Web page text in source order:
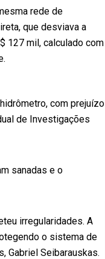
rede de
que desviava a
127 mil, calculado com
com prejuízo
de Investigações
sanadas e o
irregularidades. A
o sistema de
Gabriel Seibarauskas.